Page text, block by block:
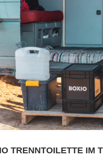
TRENNTOILETTE IM